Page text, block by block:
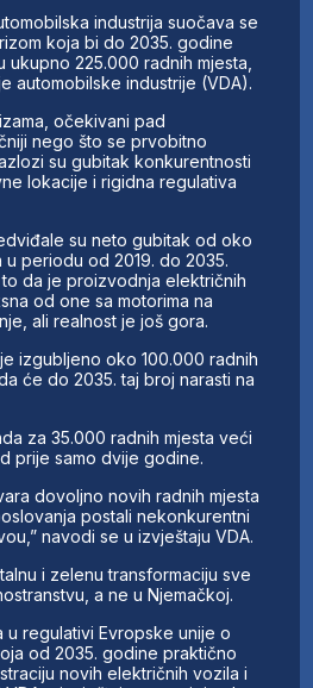
industrija suočava se
koja bi do 2035. godine
ukupno 225.000 radnih mjesta,
automobilske industrije (VDA).
očekivani pad
nego što se prvobitno
su gubitak konkurentnosti
lokacije i rigidna regulativa
su neto gubitak od oko
u periodu od 2019. do 2035.
da je proizvodnja električnih
od one sa motorima na
ali realnost je još gora.
izgubljeno oko 100.000 radnih
će do 2035. taj broj narasti na
za 35.000 radnih mjesta veći
prije samo dvije godine.
dovoljno novih radnih mjesta
postali nekonkurentni
navodi se u izvještaju VDA.
i zelenu transformaciju sve
a ne u Njemačkoj.
regulativi Evropske unije o
od 2035. godine praktično
novih električnih vozila i